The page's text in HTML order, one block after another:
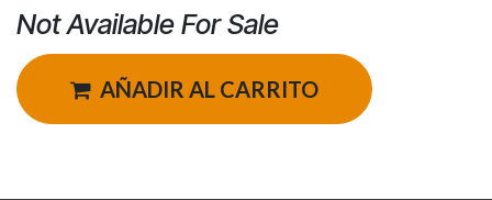
Not Available For Sale
AÑADIR AL CARRITO